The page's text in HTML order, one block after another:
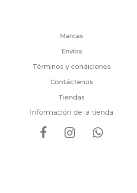
Marcas
Envíos
Términos y condiciones
Contáctenos
Tiendas
Información de la tienda